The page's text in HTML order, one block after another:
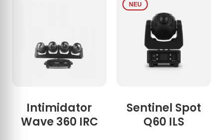
Intimidator
Wave 360 IRC
Sentinel Spot
Q60 ILS
NEU